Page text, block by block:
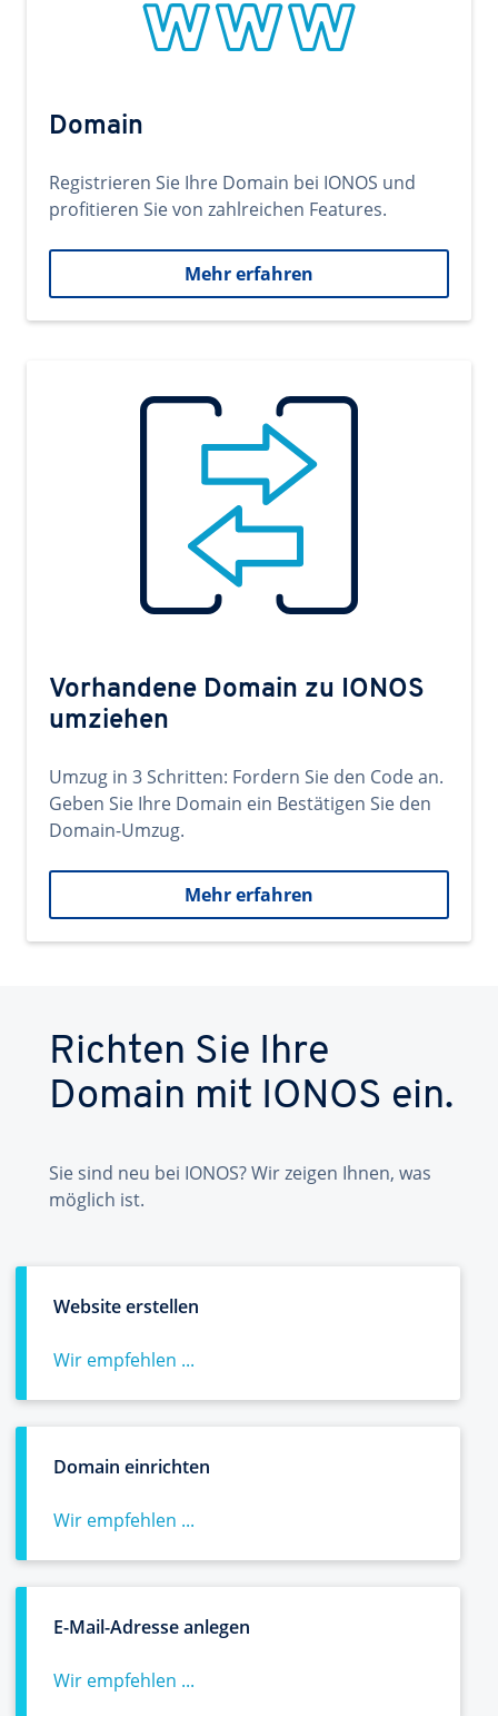
Domain
Registrieren Sie Ihre Domain bei IONOS und
profitieren Sie von zahlreichen Features.
Mehr erfahren
Vorhandene Domain zu IONOS
umziehen
Umzug in 3 Schritten: Fordern Sie den Code an.
Geben Sie Ihre Domain ein Bestätigen Sie den
Domain-Umzug.
Mehr erfahren
Richten Sie Ihre
Domain mit IONOS ein.
Sie sind neu bei IONOS? Wir zeigen Ihnen, was
möglich ist.
Website erstellen
Wir empfehlen ...
Domain einrichten
Wir empfehlen ...
E-Mail-Adresse anlegen
Wir empfehlen ...